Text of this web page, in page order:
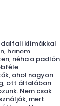
klímákkal
hanem
néha a padlón
ahol nagyon
ott általában
Nem csak
mert